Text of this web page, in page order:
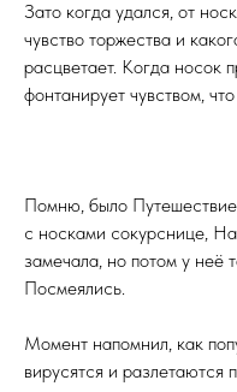
Зато когда удался, от
чувство торжества и
расцветает. Когда носок
фонтанирует чувством,
Помню, было
с носками сокурснице,
замечала, но потом у неё
Посмеялись.
Момент напомнил, как
вирусятся и разлетаются